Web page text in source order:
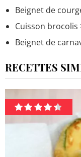
Beignet de
Cuisson brocolis
Beignet de
RECETTES